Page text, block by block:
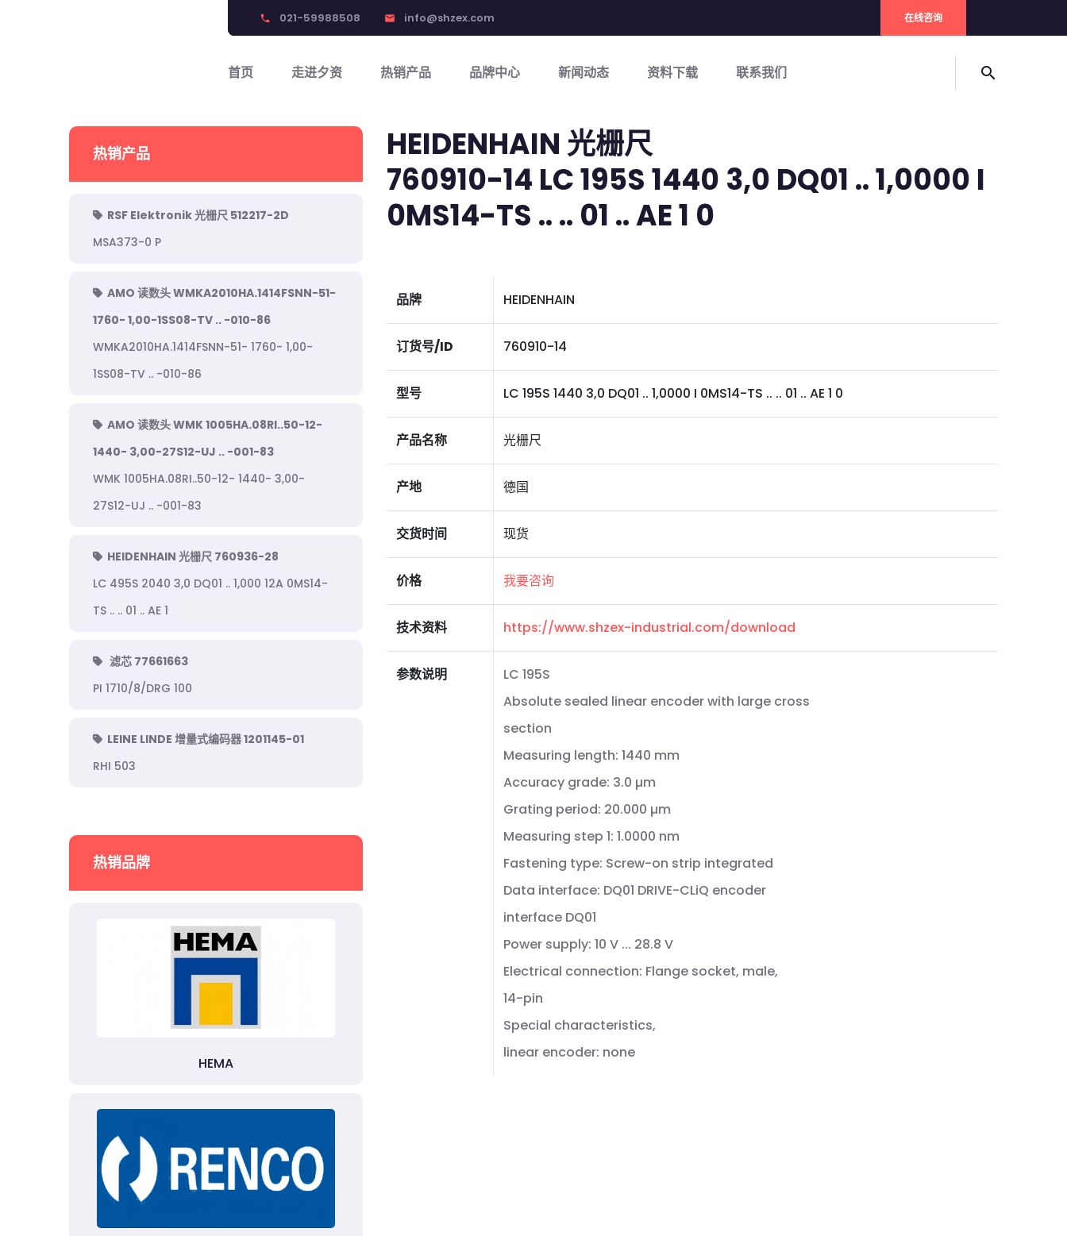
phone 021-59988508 email info@shzex.com 在线咨询
首页 走进夕资 热销产品 品牌中心 新闻动态 资料下载 联系我们 search
热销产品
RSF Elektronik 光栅尺 512217-2D
MSA373-0 P
AMO 读数头 WMKA2010HA.1414FSNN-51-
1760- 1,00-1SS08-TV .. -010-86
WMKA2010HA.1414FSNN-51- 1760- 1,00-
1SS08-TV .. -010-86
AMO 读数头 WMK 1005HA.08RI..50-12-
1440- 3,00-27S12-UJ .. -001-83
WMK 1005HA.08RI..50-12- 1440- 3,00-
27S12-UJ .. -001-83
HEIDENHAIN 光栅尺 760936-28
LC 495S 2040 3,0 DQ01 .. 1,000 12A 0MS14-
TS .. .. 01 .. AE 1
滤芯 77661663
PI 1710/8/DRG 100
LEINE LINDE 增量式编码器 1201145-01
RHI 503
热销品牌
HEMA
HEIDENHAIN 光栅尺
760910-14 LC 195S 1440 3,0 DQ01 .. 1,0000 I
0MS14-TS .. .. 01 .. AE 1 0
品牌 HEIDENHAIN
订货号/ID 760910-14
型号 LC 195S 1440 3,0 DQ01 .. 1,0000 I 0MS14-TS .. .. 01 .. AE 1 0
产品名称 光栅尺
产地 德国
交货时间 现货
价格 我要咨询
技术资料 https://www.shzex-industrial.com/download
参数说明
LC 195S
Absolute sealed linear encoder with large cross
section
Measuring length: 1440 mm
Accuracy grade: 3.0 µm
Grating period: 20.000 µm
Measuring step 1: 1.0000 nm
Fastening type: Screw-on strip integrated
Data interface: DQ01 DRIVE-CLiQ encoder
interface DQ01
Power supply: 10 V ... 28.8 V
Electrical connection: Flange socket, male,
14-pin
Special characteristics,
linear encoder: none